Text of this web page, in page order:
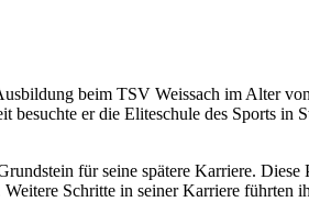
beim TSV Weissach im Alter
er die Eliteschule des Sports in
für seine spätere Karriere. Diese
Schritte in seiner Karriere führten